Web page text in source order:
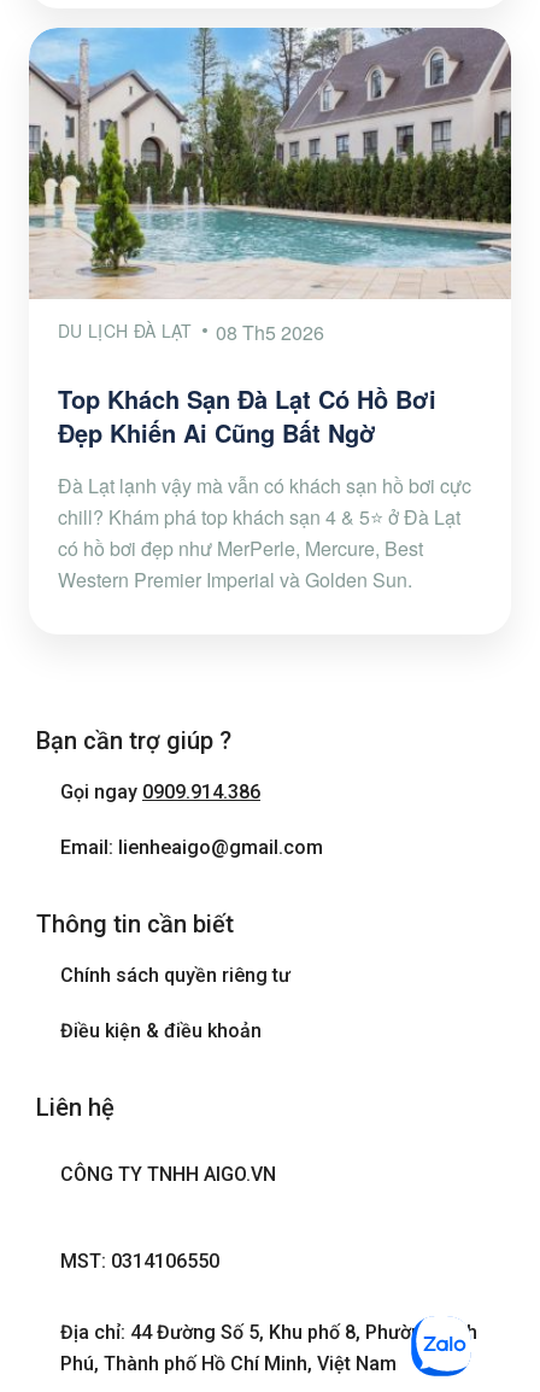
DU LỊCH ĐÀ LẠT 08 Th5 2026
Top Khách Sạn Đà Lạt Có Hồ Bơi
Đẹp Khiến Ai Cũng Bất Ngờ
Đà Lạt lạnh vậy mà vẫn có khách sạn hồ bơi cực
chill? Khám phá top khách sạn 4 & 5⭐ ở Đà Lạt
có hồ bơi đẹp như MerPerle, Mercure, Best
Western Premier Imperial và Golden Sun.
Bạn cần trợ giúp ?
Gọi ngay 0909.914.386
Email: lienheaigo@gmail.com
Thông tin cần biết
Chính sách quyền riêng tư
Điều kiện & điều khoản
Liên hệ
CÔNG TY TNHH AIGO.VN
MST: 0314106550
Địa chỉ: 44 Đường Số 5, Khu phố 8, Phường Bình
Phú, Thành phố Hồ Chí Minh, Việt Nam